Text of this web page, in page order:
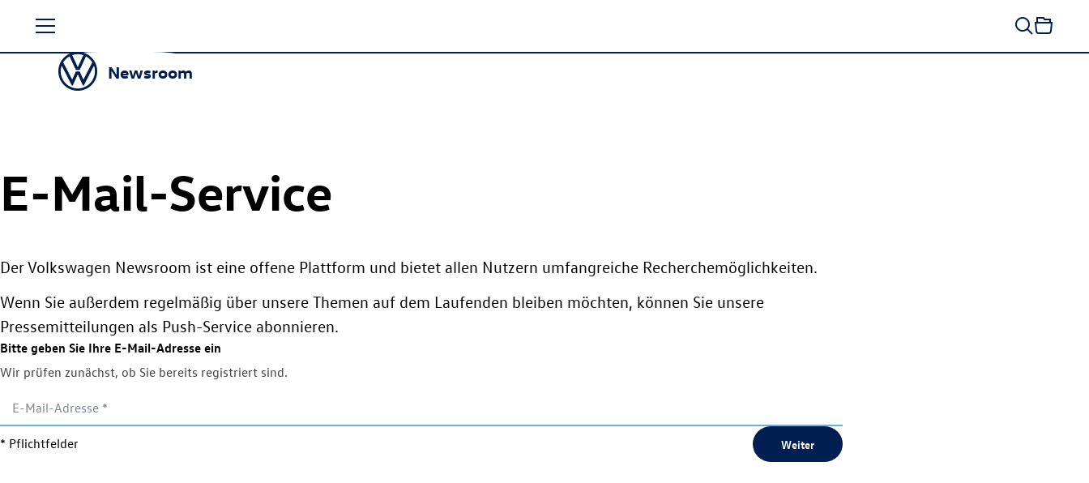
Seiteninhalt
springen
Newsroom
E-Mail-Service
Der Volkswagen Newsroom ist eine offene Plattform und bietet allen Nutzern umfangreiche Recherchemöglichkeiten.
Wenn Sie außerdem regelmäßig über unsere Themen auf dem Laufenden bleiben möchten, können Sie unsere
Pressemitteilungen als Push-Service abonnieren.
Bitte geben Sie Ihre E-Mail-Adresse ein
Wir prüfen zunächst, ob Sie bereits registriert sind.
* Pflichtfelder Weiter